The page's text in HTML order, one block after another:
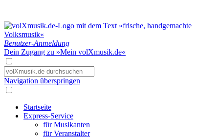
Benutzer-Anmeldung
Dein Zugang zu »Mein volXmusik.de«
Navigation überspringen
Startseite
Express-Service
für Musikanten
für Veranstalter